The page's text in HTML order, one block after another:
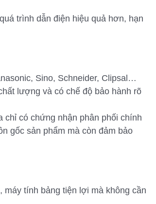
trình dẫn điện hiệu quả hơn, hạn
Sino, Schneider, Clipsal…
lượng và có chế độ bảo hành rõ
chỉ có chứng nhận phân phối chính
gốc sản phẩm mà còn đảm bảo
máy tính bảng tiện lợi mà không cần